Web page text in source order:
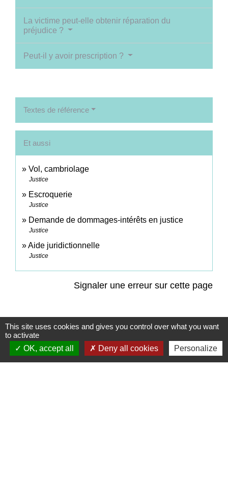
La victime peut-elle obtenir réparation du
préjudice ?
Peut-il y avoir prescription ?
Textes de référence
Et aussi
Vol, cambriolage
Justice
Escroquerie
Justice
Demande de dommages-intérêts en justice
Justice
Aide juridictionnelle
Justice
Signaler une erreur sur cette page
Contacts
This site uses cookies and gives you control over what you want
to activate
OK, accept all
Deny all cookies Personalize